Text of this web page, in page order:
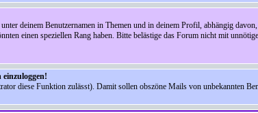
deinem Benutzernamen in Themen und in deinem Profil, abhängig
einen speziellen Rang haben. Bitte belästige das Forum nicht mit
diese Funktion zulässt). Damit sollen obszöne Mails von unbekannten